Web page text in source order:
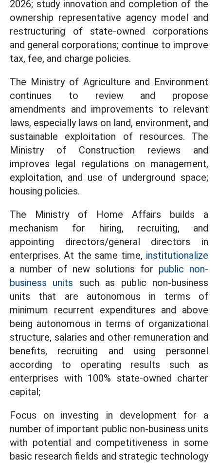
2026; study innovation and completion of the
ownership representative agency model and
restructuring of state-owned corporations
and general corporations; continue to improve
tax, fee, and charge policies.
The Ministry of Agriculture and Environment
continues to review and propose
amendments and improvements to relevant
laws, especially laws on land, environment, and
sustainable exploitation of resources. The
Ministry of Construction reviews and
improves legal regulations on management,
exploitation, and use of underground space;
housing policies.
The Ministry of Home Affairs builds a
mechanism for hiring, recruiting, and
appointing directors/general directors in
enterprises. At the same time, institutionalize
a number of new solutions for public non-
business units such as public non-business
units that are autonomous in terms of
minimum recurrent expenditures and above
being autonomous in terms of organizational
structure, salaries and other remuneration and
benefits, recruiting and using personnel
according to operating results such as
enterprises with 100% state-owned charter
capital;
Focus on investing in development for a
number of important public non-business units
with potential and competitiveness in some
basic research fields and strategic technology